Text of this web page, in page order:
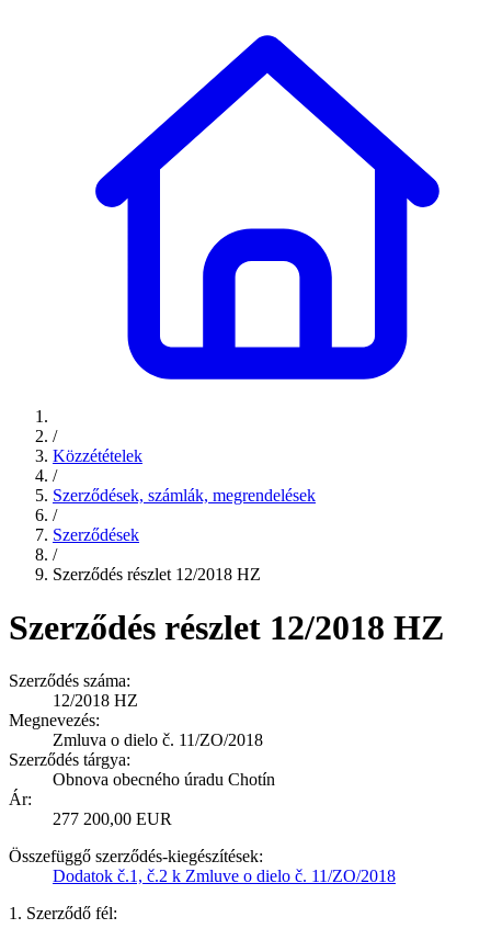
/
Közzétételek
/
Szerződések, számlák, megrendelések
/
Szerződések
/
Szerződés részlet 12/2018 HZ
Szerződés részlet 12/2018 HZ
Szerződés száma:
12/2018 HZ
Megnevezés:
Zmluva o dielo č. 11/ZO/2018
Szerződés tárgya:
Obnova obecného úradu Chotín
Ár:
277 200,00 EUR
Összefüggő szerződés-kiegészítések:
Dodatok č.1, č.2 k Zmluve o dielo č. 11/ZO/2018
1. Szerződő fél: